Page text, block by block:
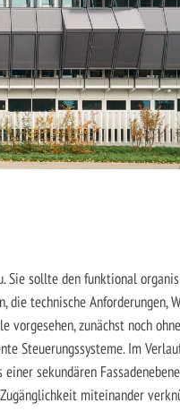
Sie sollte den funktional
die technische Anforderungen,
vorgesehen, zunächst noch
Steuerungssysteme. Im
sekundären
miteinander